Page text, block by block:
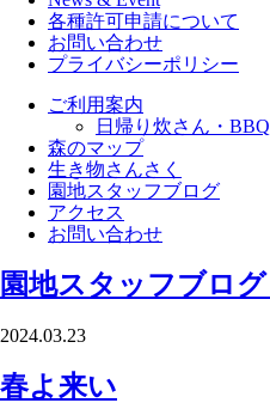
各種許可申請について
お問い合わせ
プライバシーポリシー
ご利用案内
日帰り炊さん・BBQ
森のマップ
生き物さんさく
園地スタッフブログ
アクセス
お問い合わせ
園地スタッフブログ
2024.03.23
春よ来い